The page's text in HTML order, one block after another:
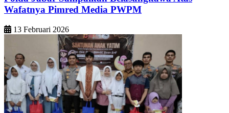
Wafatnya Pimred Media PWPM
13 Februari 2026